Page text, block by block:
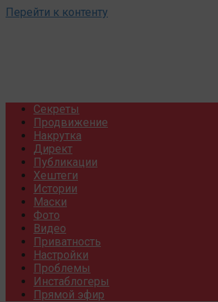
Перейти к контенту
Секреты
Продвижение
Накрутка
Директ
Публикации
Хештеги
Истории
Маски
Фото
Видео
Приватность
Настройки
Проблемы
Инстаблогеры
Прямой эфир